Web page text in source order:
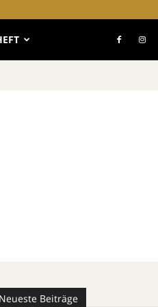
Neueste Beiträge